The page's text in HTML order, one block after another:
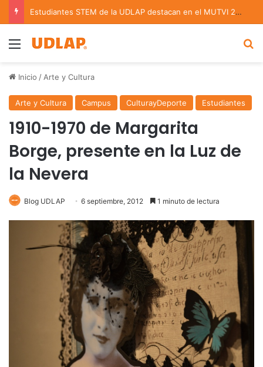
Estudiantes STEM de la UDLAP destacan en el MUTVI 2026
Menu
Inicio / Arte y Cultura
Arte y Cultura Campus CulturayDeporte Estudiantes
1910-1970 de Margarita
Borge, presente en la Luz de
la Nevera
Blog UDLAP 6 septiembre, 2012 1 minuto de lectura